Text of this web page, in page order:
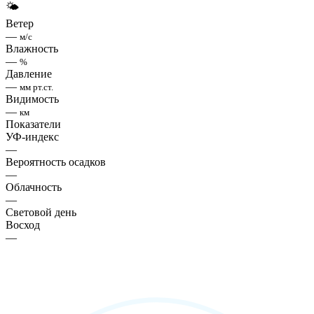
🌤
Ветер
— м/с
Влажность
— %
Давление
— мм рт.ст.
Видимость
— км
Показатели
УФ-индекс
—
Вероятность осадков
—
Облачность
—
Световой день
Восход
—